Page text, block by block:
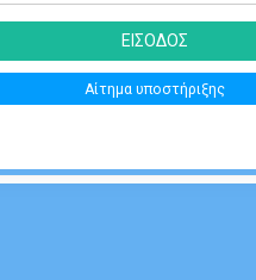
ΕΙΣΟΔΟΣ
Αίτημα υποστήριξης